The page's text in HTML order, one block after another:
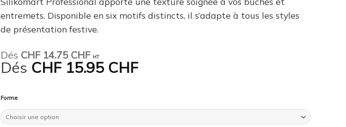
entremets. Disponible en six motifs distincts, il s’adapte à tous les styles
de présentation festive.
Dés CHF14.75 CHF HT
Dés CHF15.95 CHF
Forme